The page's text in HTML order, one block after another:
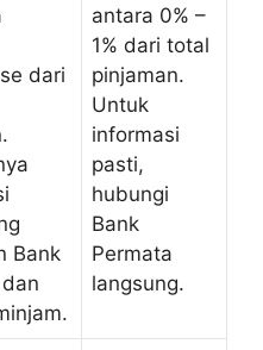
dari
Bank
antara 0% –
1% dari total
pinjaman.
Untuk
informasi
pasti,
hubungi
Bank
Permata
langsung.